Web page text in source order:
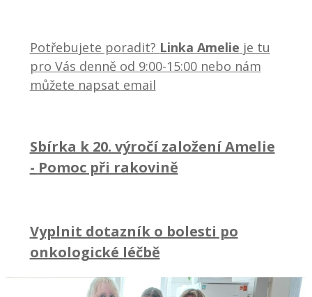
Potřebujete poradit? Linka Amelie je tu
pro Vás denně od 9:00-15:00 nebo nám
můžete napsat email
Sbírka k 20. výročí založení Amelie
- Pomoc při rakovině
Vyplnit dotazník o bolesti po
onkologické léčbě